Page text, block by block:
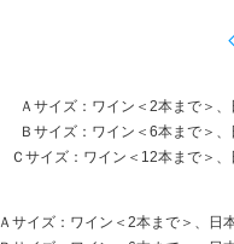
Ａサイズ：ワイン＜2本まで＞
Ｂサイズ：ワイン＜6本まで＞
Ｃサイズ：ワイン＜12本まで＞
Ａサイズ：ワイン＜2本まで＞、